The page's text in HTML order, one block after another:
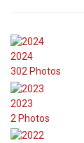
2024
302 Photos
2023
2 Photos